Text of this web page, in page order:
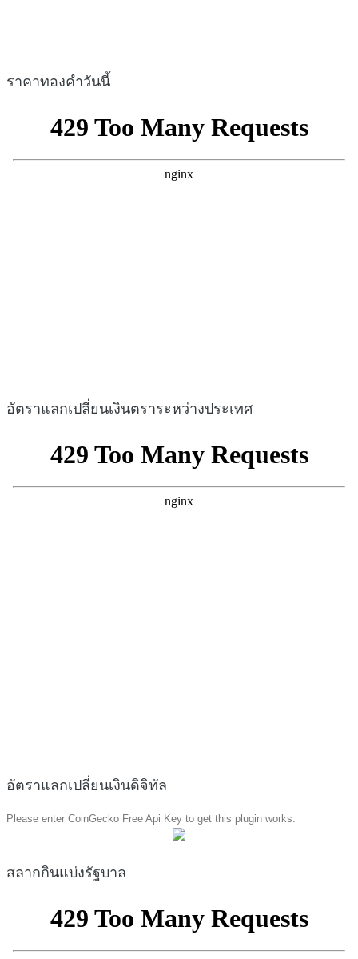
ราคาทองคำวันนี้
อัตราแลกเปลี่ยนเงินตราระหว่างประเทศ
อัตราแลกเปลี่ยนเงินดิจิทัล
Please enter CoinGecko Free Api Key to get this plugin works.
สลากกินแบ่งรัฐบาล